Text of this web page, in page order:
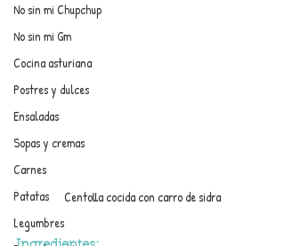
No sin mi Chupchup
No sin mi Gm
Cocina asturiana
Postres y dulces
Ensaladas
Sopas y cremas
Carnes
Patatas
Legumbres
Centolla cocida con carro de sidra